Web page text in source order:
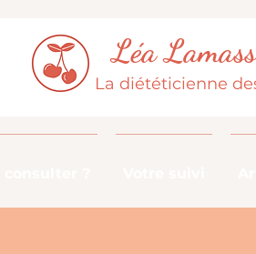
Léa
La diététicienne